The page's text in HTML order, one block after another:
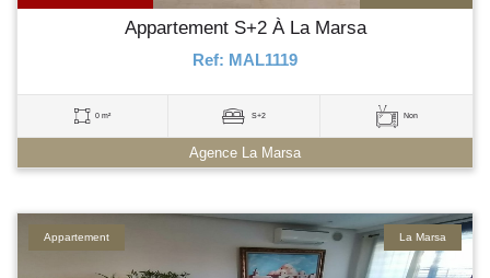
Appartement S+2 À La Marsa
Ref: MAL1119
0 m² S+2 Non
Agence La Marsa
La Marsa
Appartement